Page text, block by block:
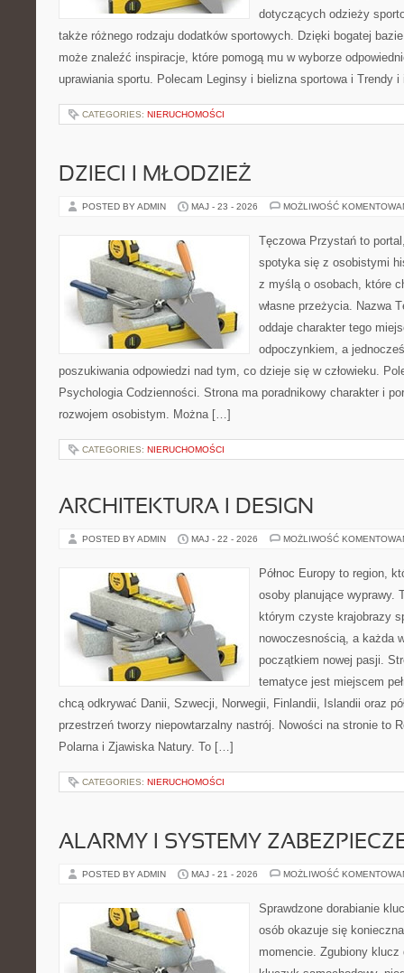
dotyczących odzieży
także różnego rodzaju dodatków sportowych. Dzięki bogatej
może znaleźć inspiracje, które pomogą mu w wyborze
uprawiania sportu. Polecam Leginsy i bielizna sportowa i Trendy
CATEGORIES: NIERUCHOMOŚCI
DZIECI I MŁODZIEŻ
POSTED BY ADMIN MAJ - 23 - 2026 MOŻLIWOŚĆ
Tęczowa Przystań to
spotyka się z osobistymi
z myślą o osobach, które
własne przeżycia. Nazwa
oddaje charakter tego
odpoczynkiem, a
poszukiwania odpowiedzi nad tym, co dzieje się w człowieku.
Psychologia Codzienności. Strona ma poradnikowy charakter i
rozwojem osobistym. Można […]
CATEGORIES: NIERUCHOMOŚCI
ARCHITEKTURA I DESIGN
POSTED BY ADMIN MAJ - 22 - 2026 MOŻLIWOŚĆ
Północ Europy to region,
osoby planujące wyprawy.
którym czyste krajobrazy
nowoczesnością, a każda
początkiem nowej pasji.
tematyce jest miejscem
chcą odkrywać Danii, Szwecji, Norwegii, Finlandii, Islandii oraz
przestrzeń tworzy niepowtarzalny nastrój. Nowości na stronie to
Polarna i Zjawiska Natury. To […]
CATEGORIES: NIERUCHOMOŚCI
ALARMY I SYSTEMY
POSTED BY ADMIN MAJ - 21 - 2026 MOŻLIWOŚĆ
Sprawdzone dorabianie
osób okazuje się
momencie. Zgubiony